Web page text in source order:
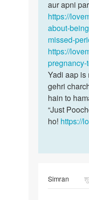
aur apni
https://
about-
missed-
https://
Yadi aap is
gehri
hain to
“Just
ho! https://
Simran